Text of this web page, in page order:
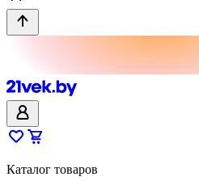
Каталог товаров